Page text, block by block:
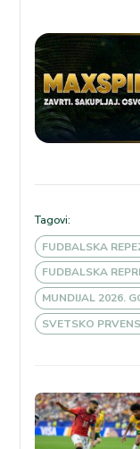
Tagovi:
FUDBALSKA
FUDBALSKA
MUNDIJAL 2026.
SVETSKO
Kretanje
članka